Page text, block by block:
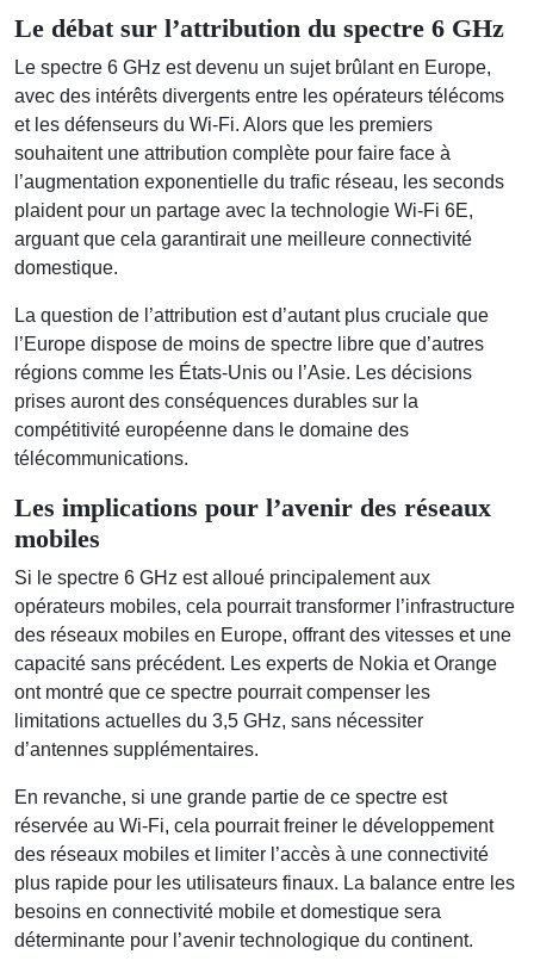
Le débat sur l’attribution du spectre 6 GHz
Le spectre 6 GHz est devenu un sujet brûlant en Europe,
avec des intérêts divergents entre les opérateurs télécoms
et les défenseurs du Wi-Fi. Alors que les premiers
souhaitent une attribution complète pour faire face à
l’augmentation exponentielle du trafic réseau, les seconds
plaident pour un partage avec la technologie Wi-Fi 6E,
arguant que cela garantirait une meilleure connectivité
domestique.
La question de l’attribution est d’autant plus cruciale que
l’Europe dispose de moins de spectre libre que d’autres
régions comme les États-Unis ou l’Asie. Les décisions
prises auront des conséquences durables sur la
compétitivité européenne dans le domaine des
télécommunications.
Les implications pour l’avenir des réseaux
mobiles
Si le spectre 6 GHz est alloué principalement aux
opérateurs mobiles, cela pourrait transformer l’infrastructure
des réseaux mobiles en Europe, offrant des vitesses et une
capacité sans précédent. Les experts de Nokia et Orange
ont montré que ce spectre pourrait compenser les
limitations actuelles du 3,5 GHz, sans nécessiter
d’antennes supplémentaires.
En revanche, si une grande partie de ce spectre est
réservée au Wi-Fi, cela pourrait freiner le développement
des réseaux mobiles et limiter l’accès à une connectivité
plus rapide pour les utilisateurs finaux. La balance entre les
besoins en connectivité mobile et domestique sera
déterminante pour l’avenir technologique du continent.